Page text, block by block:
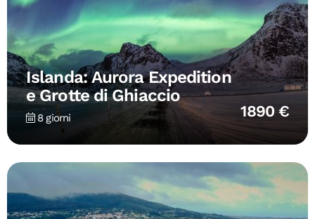
Islanda: Aurora Expedition
e Grotte di Ghiaccio
8 giorni 1890 €